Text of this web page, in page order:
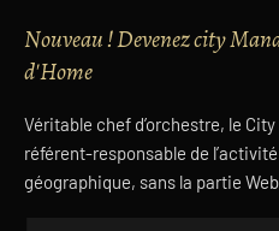
Nouveau ! Devenez city
d'Home
Véritable chef d’orchestre, le
référent-responsable de
géographique, sans la partie Web